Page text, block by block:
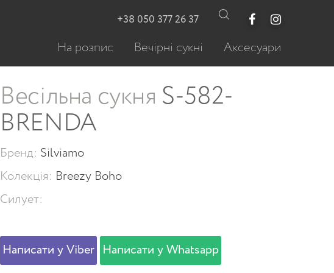
Весільна сукня S-582-
BRENDA
Бренд: Silviamo
Колекція: Breezy Boho
Силует:
Написати у Viber Написати у Whatsapp
+38 050 377 26 37
На розпис Вечірні сукні Аксесуари